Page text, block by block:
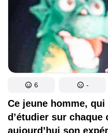
Ce jeune homme,
d’étudier sur chaque
aujourd’hui son
6 -